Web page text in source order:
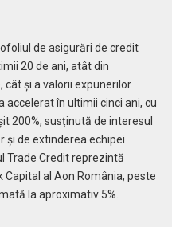
de asigurări de credit
20 de ani, atât din
și a valorii expunerilor
accelerat în ultimii cinci ani, cu
200%, susținută de interesul
și de extinderea echipei
Trade Credit reprezintă
Capital al Aon România, peste
la aproximativ 5%.